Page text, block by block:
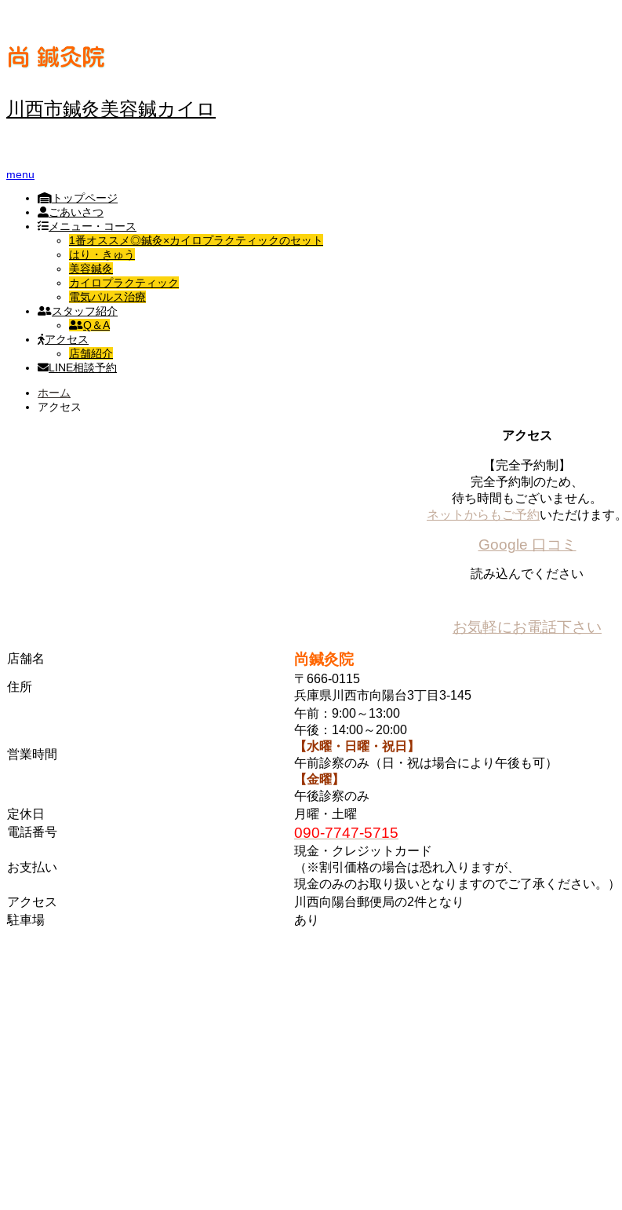
川西市鍼灸美容鍼カイロ
menu
トップページ
ごあいさつ
メニュー・コース
1番オススメ◎鍼灸×カイロプラクティックのセット
はり・きゅう
美容鍼灸
カイロプラクティック
電気パルス治療
スタッフ紹介
Q＆A
アクセス
店舗紹介
LINE相談予約
ホーム
アクセス
アクセス
【完全予約制】
完全予約制のため、
待ち時間もございません。
ネットからもご予約いただけます。
Google 口コミ
読み込んでください
お気軽にお電話下さい
店舗名 尚鍼灸院
住所
〒666-0115
兵庫県川西市向陽台3丁目3-145
営業時間
午前：9:00～13:00
午後：14:00～20:00
【水曜・日曜・祝日】
午前診察のみ（日・祝は場合により午後も可）
【金曜】
午後診察のみ
定休日
月曜・土曜
電話番号
090-7747-5715
お支払い
現金・クレジットカード
（※割引価格の場合は恐れ入りますが、
現金のみのお取り扱いとなりますのでご了承ください。）
アクセス
川西向陽台郵便局の2件となり
駐車場
あり